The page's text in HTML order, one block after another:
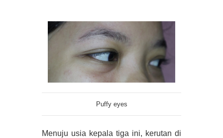
Puffy eyes
Menuju usia kepala tiga ini, kerutan di